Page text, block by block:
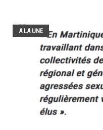
A LA UNE